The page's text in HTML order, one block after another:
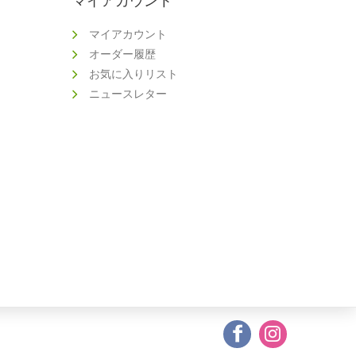
Natures Goodness
NATUROBEST
マイアカウント
オーダー履歴
お気に入りリスト
ニュースレター